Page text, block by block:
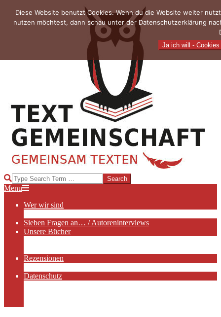
content
TEXTGEMEINSCHAFT
Search
Primary
Menu
Menu
Wer wir sind
Sieben Fragen an… / Autoreninterviews
Unsere Bücher
Rezensionen
Datenschutz
Diese Website benutzt Cookies. Wenn du die Website weiter
nutzen möchtest, dann schau unter der Datenschutzerklärung
Ja ich will - Cookies